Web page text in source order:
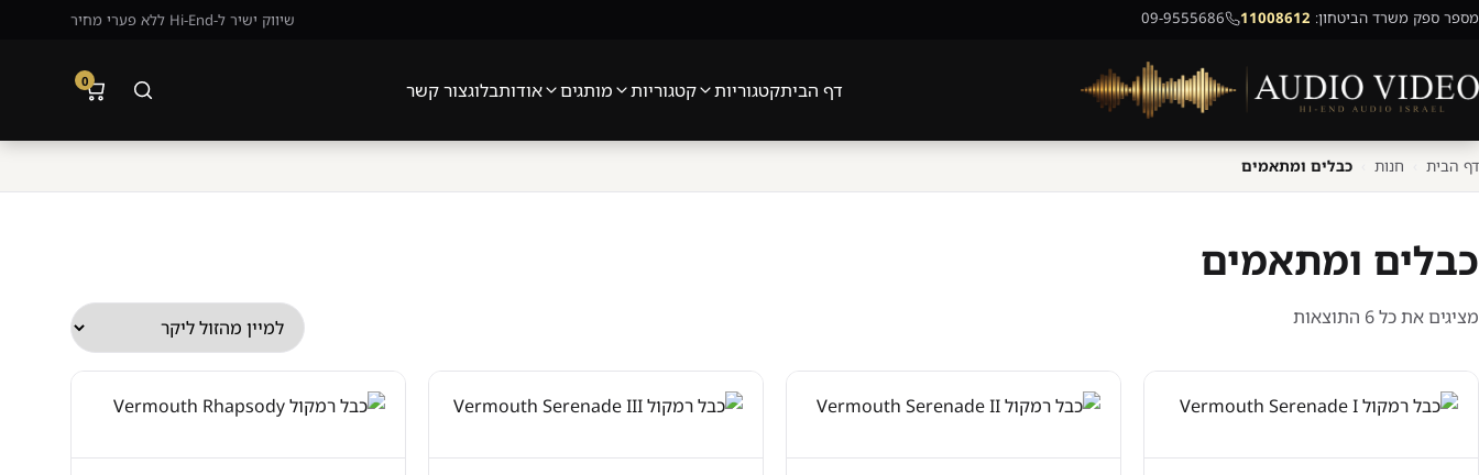
מספר ספק משרד הביטחון: 11008612
09-9555686 שיווק ישיר ל-Hi-End ללא פערי מחיר
דף הביתקטגוריות קטגוריות מותגים אודותבלוגצור קשר 0
דף הבית חנות כבלים ומתאמים
כבלים ומתאמים
מציגים את כל ⁦6⁩ התוצאות
מחיר:
מהזול